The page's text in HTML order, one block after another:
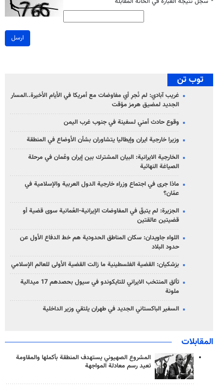
ارسل
توب تن
غريب آبادي: لم نُجرِ أي مفاوضات مع أمريكا في الأيام الأخيرة..المسار
الجديد لمضيق هرمز مؤقت
وقوع حادث أمني لسفينة في جنوب غرب اليمن
وزيرا خارجية ايران وإيطاليا يتشاوران بشأن الأوضاع في المنطقة
الخارجية الايرانية: البيان المشترك بين إيران وعُمان في مرحلة
الصياغة النهائية
ماذا جرى في اجتماع وزراء خارجية الدول العربية والإسلامية في
عمّان؟
الجزيرة: لم يتبقّ في المفاوضات الإيرانية-العُمانية سوى قضية أو
قضيتين عالقتين
اللواء جاويدان: سكان المناطق الحدودية هم خط الدفاع الأول عن
حدود البلاد
بزشكيان: القضية الفلسطينية ما زالت القضية الأولى للعالم الإسلامي
تألق المنتخب الايراني للتايكوندو في سيول بحصدهم 17 ميدالية
ملونة
السفير الباكستاني الجديد في طهران يلتقي وزير الداخلية
المقابلات
المشروع الصهيوني يستهدف المنطقة بأكملها والمقاومة
تعيد رسم معادلة المواجهة